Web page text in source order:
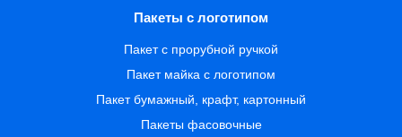
Пакеты с логотипом
Пакет с прорубной ручкой
Пакет майка с логотипом
Пакет бумажный, крафт, картонный
Пакеты фасовочные